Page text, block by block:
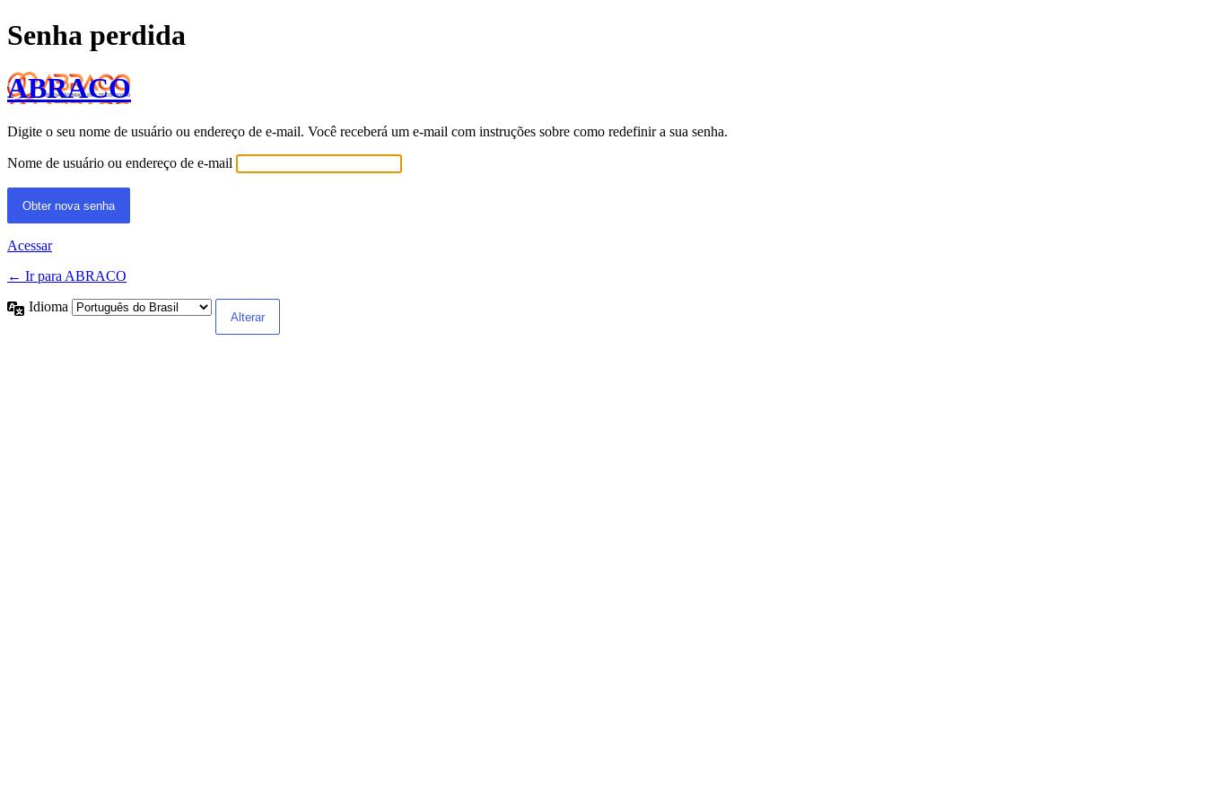
Senha perdida
ABRACO
Digite o seu nome de usuário ou endereço de e-mail. Você receberá um e-mail com instruções sobre como redefinir a sua senha.
Nome de usuário ou endereço de e-mail
Acessar
← Ir para ABRACO
Idioma